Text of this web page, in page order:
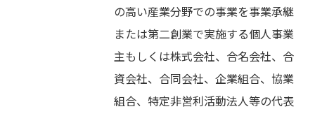
の高い産業分野での事業を事業承継
または第二創業で実施する個人事業
主もしくは株式会社、合名会社、合
資会社、合同会社、企業組合、協業
組合、特定非営利活動法人等の代表